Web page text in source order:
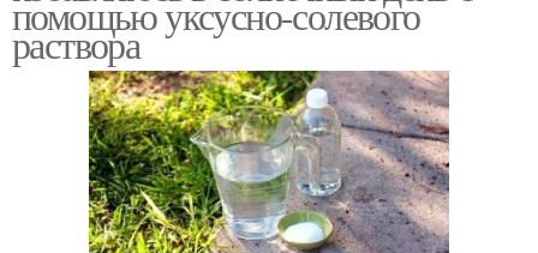
помощью уксусно-солевого
раствора